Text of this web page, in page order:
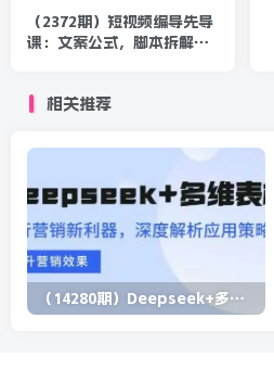
（2372期）短视频编导先导
课：文案公式，脚本拆解，
相关推荐
（14280期）Deepseek+多维表格，银行营销新利器，深度解析应用策略，提升营销效果